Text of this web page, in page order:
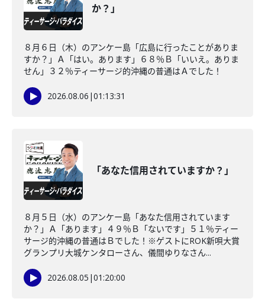
か？」
８月６日（木）のアンケー島「広島に行ったことがありま
すか？」Ａ「はい。あります」６８％Ｂ「いいえ。ありま
せん」３２％ティーサージ的沖縄の普通はＡでした！
2026.08.06 |01:13:31
「あなた信用されていますか？」
８月５日（水）のアンケー島「あなた信用されています
か？」Ａ「あります」４９％Ｂ「ないです」５１％ティー
サージ的沖縄の普通はＢでした！※ゲストにROK新唄大賞
グランプリ大城ケンタローさん、儀間ゆりなさん...
2026.08.05 |01:20:00